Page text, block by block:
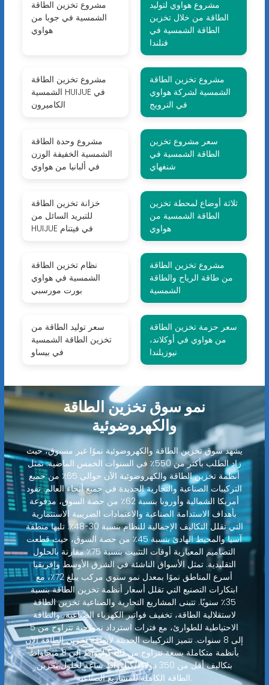
مشروع تخزين الطاقة
الشمسية في جوبا من
هواوي
مشروع هواوي لتوليد
الطاقة من خلال تخزين
الطاقة الشمسية في
فنلندا
مشروع تخزين الطاقة
الشمسية HUIJUE في
الكاميرون
مشروع تخزين الطاقة
الشمسية لشركة هواوي
في النرويج
مشروع وحدة الطاقة
الشمسية الخفيفة الوزن
في ألبانيا من هواوي
سعر مشروع تخزين
الطاقة الشمسية في
شنغهاي
خزانة تخزين الطاقة
للتبريد السائل من
HUIJUE في فيتنام
ثلاثة أوضاع لمحطة تخزين
الطاقة الشمسية من
هواوي
نظام تخزين الطاقة
الشمسية في هواوي
بورت مورسبي
مشروع تخزين الطاقة
من طاقة الرياح والطاقة
الشمسية
سعر توليد الطاقة من
تخزين الطاقة الشمسية
في بيساو
سعر حزمة تخزين الطاقة
من هواوي في أوكلاند،
نيوزيلندا
نمو سوق تخزين الطاقة
والكهروضوئية
يشهد سوق تخزين الطاقة والكهروضوئية نموًا غير مسبوق، حيث
زاد الطلب بأكثر من 550٪ في السنوات الخمس الماضية. تمثل
أنظمة تخزين الطاقة والكهروضوئية الآن حوالي 65٪ من جميع
التركيبات الصناعية والتجارية الجديدة في جميع أنحاء العالم. تقود
أمريكا الشمالية وأوروبا بنسبة 62٪ من حصة السوق، مدفوعة
بأهداف الاستدامة الصناعية والاعتمادات الضريبية الاستثمارية
التي تقلل التكاليف الإجمالية للنظام بنسبة 30-48٪. تليها منطقة
آسيا والمحيط الهادئ بنسبة 45٪ من حصة السوق، حيث قطعت
التصاميم المعيارية أوقات التثبيت بنسبة 75٪ مقارنة بالحلول
التقليدية. تمثل الأسواق الناشئة في الشرق الأوسط وإفريقيا
أسرع المناطق نموًا بمعدل نمو سنوي مركب يبلغ 72٪، مع
ابتكارات التصنيع التي تقلل أسعار أنظمة تخزين الطاقة بنسبة
35٪ سنويًا. تتبنى المشاريع التجارية والصناعية تخزين الطاقة
لاستقلالية الطاقة، تخفيف فواتير الكهرباء الصناعية، والطاقة
الاحتياطية للطوارئ، مع فترات استرداد نموذجية تتراوح من 5
إلى 8 سنوات. تتميز التركيبات الحديثة لأنظمة تخزين الطاقة الآن
بأنظمة متكاملة بسعة تتراوح من 80 كيلوواط إلى 8 ميجاواط
بتكاليف أقل من 350 دولارًا/كيلوواط ساعة لحلول تخزين
الطاقة الكاملة للمشاريع الصناعية.